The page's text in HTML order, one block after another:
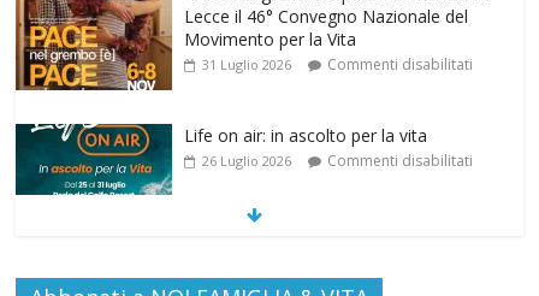
Life on air: in ascolto per la vita
26 Luglio 2026 Commenti disabilitati
SAMARITANI 2.0: la risposta di Federvita